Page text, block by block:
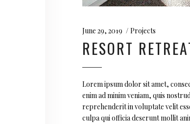
June 29, 2019 Projects
RESORT
Lorem ipsum dolor sit amet,
enim ad minim veniam, quis
reprehenderit in voluptate velit
culpa qui officia deserunt mollit